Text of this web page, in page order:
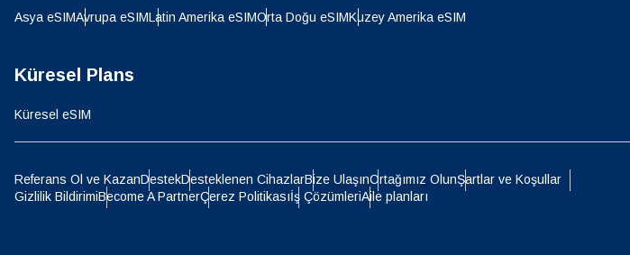
Asya eSIMAvrupa eSIMLatin Amerika eSIMOrta Doğu eSIMKuzey Amerika eSIM
Küresel Plans
Küresel eSIM
Referans Ol ve KazanDestekDesteklenen CihazlarBize UlaşınOrtağımız OlunŞartlar ve Koşullar
Gizlilik BildirimiBecome A PartnerÇerez Politikasıİş ÇözümleriAile planları